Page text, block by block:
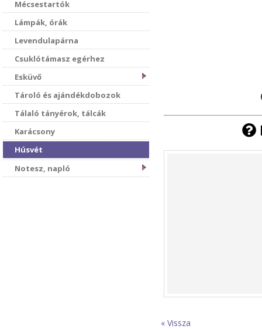
Mécsestartók
Lámpák, órák
Levendulapárna
Csuklótámasz egérhez
Esküvő
Tároló és ajándékdobozok
Tálaló tányérok, tálcák
Karácsony
Húsvét
Notesz, napló
« Vissza